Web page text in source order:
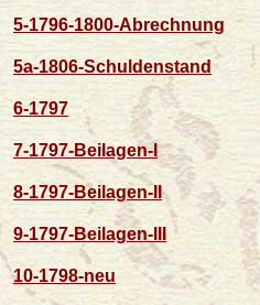
5-1796-1800-Abrechnung
5a-1806-Schuldenstand
6-1797
7-1797-Beilagen-I
8-1797-Beilagen-II
9-1797-Beilagen-III
10-1798-neu